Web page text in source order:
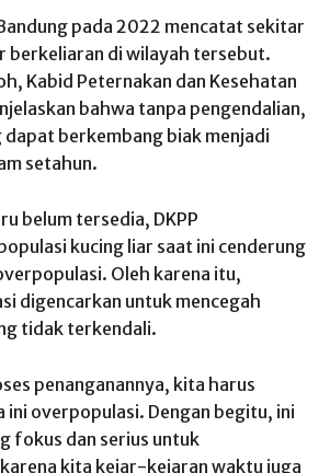
pada 2022 mencatat sekitar
berkeliaran di wilayah tersebut.
Kabid Peternakan dan Kesehatan
bahwa tanpa pengendalian,
dapat berkembang biak menjadi
setahun.
belum tersedia, DKPP
kucing liar saat ini cenderung
Oleh karena itu,
digencarkan untuk mencegah
tidak terkendali.
penanganannya, kita harus
ini overpopulasi. Dengan begitu, ini
fokus dan serius untuk
kita kejar-kejaran waktu juga